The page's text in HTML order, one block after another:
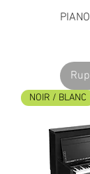
NOIR / BLANC